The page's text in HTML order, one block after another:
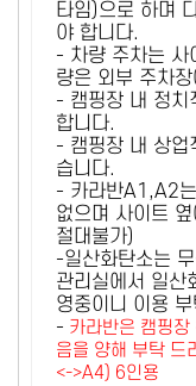
타임)으로 하며
야 합니다.
- 차량 주차는 사
량은 외부 주차
- 캠핑장 내 정치
합니다.
- 캠핑장 내 상업
습니다.
- 카라반A1,A2
없으며 사이트
절대불가)
-일산화탄소는
관리실에서 일산
영중이니 이용
- 카라반은 캠핑
음을 양해 부탁
<->A4) 6인용